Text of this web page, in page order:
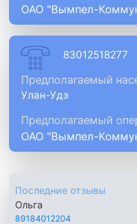
ОАО "Вымпел-
83012518277
Предполагаемый
Улан-Удэ
Предполагаемый
ОАО "Вымпел-
Последние отзывы
Ольга
89184012204